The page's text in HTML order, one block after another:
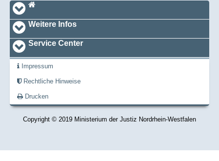
Navi_footer
Startseite
Weitere Infos
Service Center
Impressum
Rechtliche Hinweise
Drucken
Copyright © 2019 Ministerium der Justiz Nordrhein-Westfalen